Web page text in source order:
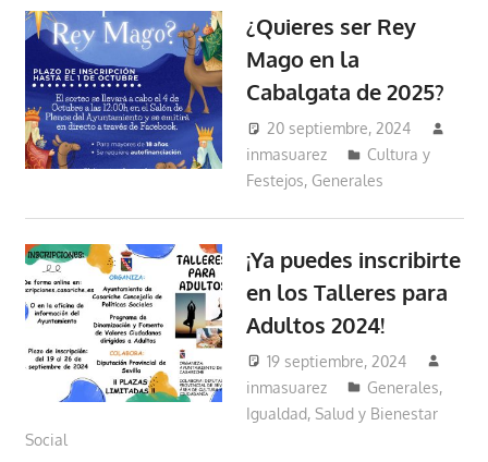
¿Quieres ser Rey
Mago en la
Cabalgata de 2025?
20 septiembre, 2024
inmasuarez
Cultura y
Festejos, Generales
¡Ya puedes inscribirte
en los Talleres para
Adultos 2024!
19 septiembre, 2024
inmasuarez
Generales,
Igualdad, Salud y Bienestar
Social